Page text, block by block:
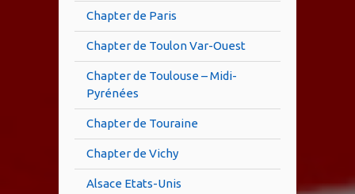
Chapter de Paris
Chapter de Toulon Var-Ouest
Chapter de Toulouse – Midi-
Pyrénées
Chapter de Touraine
Chapter de Vichy
Alsace Etats-Unis